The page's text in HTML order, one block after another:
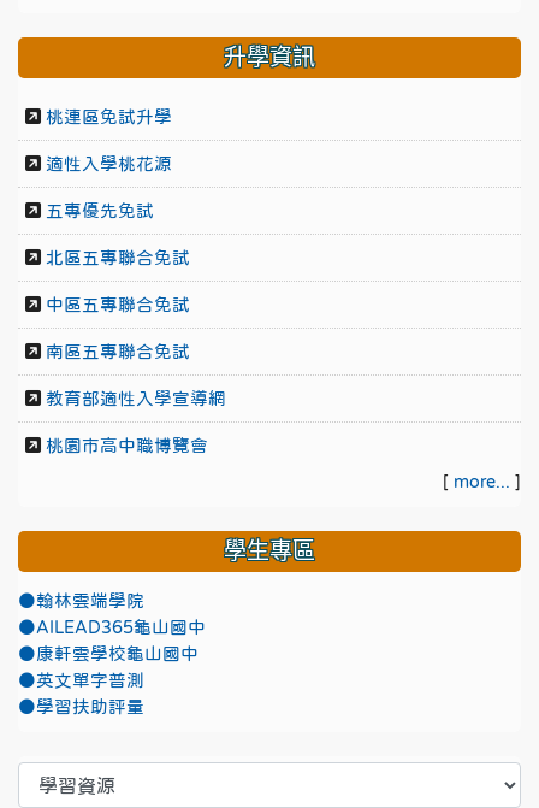
升學資訊
桃連區免試升學
適性入學桃花源
五專優先免試
北區五專聯合免試
中區五專聯合免試
南區五專聯合免試
教育部適性入學宣導網
桃園市高中職博覽會
[ more... ]
學生專區
●翰林雲端學院
●AILEAD365龜山國中
●康軒雲學校龜山國中
●英文單字普測
●學習扶助評量